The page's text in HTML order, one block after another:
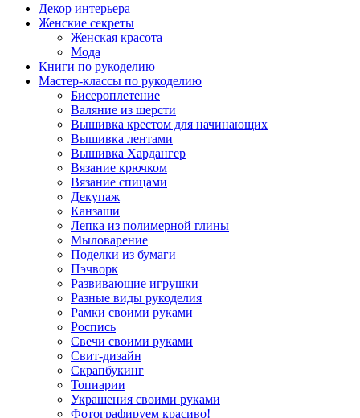
Декор интерьера
Женские секреты
Женская красота
Мода
Книги по рукоделию
Мастер-классы по рукоделию
Бисероплетение
Валяние из шерсти
Вышивка крестом для начинающих
Вышивка лентами
Вышивка Хардангер
Вязание крючком
Вязание спицами
Декупаж
Канзаши
Лепка из полимерной глины
Мыловарение
Поделки из бумаги
Пэчворк
Развивающие игрушки
Разные виды рукоделия
Рамки своими руками
Роспись
Свечи своими руками
Свит-дизайн
Скрапбукинг
Топиарии
Украшения своими руками
Фотографируем красиво!